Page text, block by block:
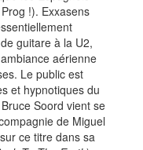
!). Exxasens
guitare à la U2,
aérienne
Le public est
et hypnotiques du
Soord vient se
de Miguel
ce titre dans sa